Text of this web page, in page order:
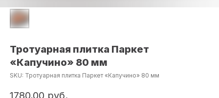
Тротуарная плитка Паркет
«Капучино» 80 мм
SKU: Тротуарная плитка Паркет «Капучино» 80 мм
1780,00 руб.